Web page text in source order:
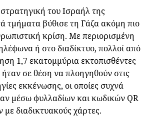
του Ισραήλ της
τμήματα βύθισε τη Γάζα ακόμη πιο
κρίση. Με περιορισμένη
ή στο διαδίκτυο, πολλοί από
1,7 εκατομμύρια εκτοπισθέντες
σε θέση να πλοηγηθούν στις
εκκένωσης, οι οποίες συχνά
μέσω φυλλαδίων και κωδικών QR
διαδικτυακούς χάρτες.